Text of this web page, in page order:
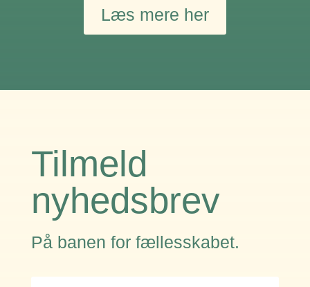
Læs mere her
Tilmeld
nyhedsbrev
På banen for fællesskabet.